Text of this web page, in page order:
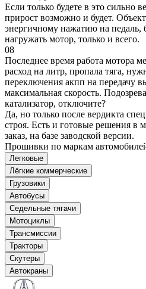
Если только будете в это сильно
прирост возможно и будет.
энергичному нажатию на педаль,
нагружать мотор, только и всего.
08
Последнее время работа мотора
расход на литр, пропала тяга,
переключения акпп на передачу
максимальная скорость.
катализатор, отключите?
Да, но только после вердикта
строя. Есть и готовые решения в
заказ, на базе заводской версии.
Прошивки по маркам
Легковые
Лёгкие коммерческие
Грузовики
Автобусы
Седельные тягачи
Мотоциклы
Трансмиссии
Тракторы
Скутеры
Автокраны